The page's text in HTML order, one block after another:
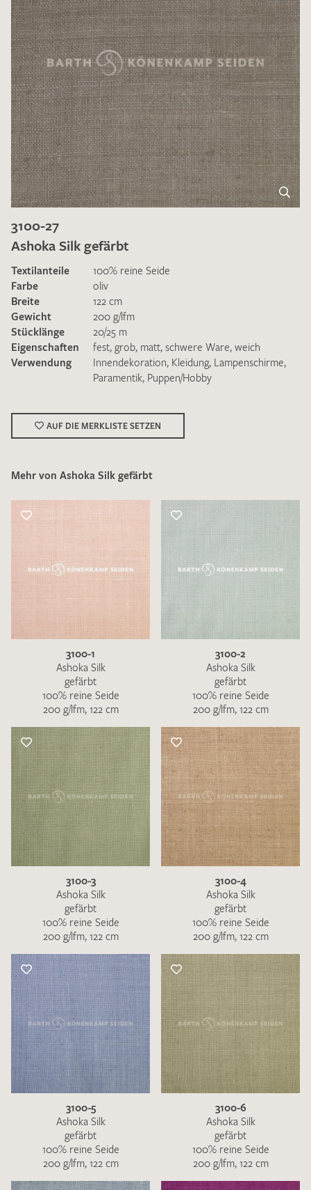
Ich bin damit einverstanden, dass meine angegebenen Daten
zur Beantwortung meiner Musteranfrage genutzt werden.
DieDatenschutzbestimmungenhabe ich zur Kenntnis
MUSTERANFRAGE SENDEN
3100-27
Ashoka Silk gefärbt
Textilanteile
100% reine Seide
Farbe
oliv
Breite
122 cm
Gewicht
200 g/lfm
Stücklänge
20/25 m
Eigenschaften
fest, grob, matt, schwere Ware, weich
Verwendung
Innendekoration, Kleidung, Lampenschirme,
Paramentik, Puppen/Hobby
AUF DIE MERKLISTE SETZEN
Mehr von Ashoka Silk gefärbt
3100-1
Ashoka Silk
gefärbt
100% reine Seide
200 g/lfm, 122 cm
3100-2
Ashoka Silk
gefärbt
100% reine Seide
200 g/lfm, 122 cm
3100-3
Ashoka Silk
gefärbt
100% reine Seide
200 g/lfm, 122 cm
3100-4
Ashoka Silk
gefärbt
100% reine Seide
200 g/lfm, 122 cm
3100-5
Ashoka Silk
gefärbt
100% reine Seide
200 g/lfm, 122 cm
3100-6
Ashoka Silk
gefärbt
100% reine Seide
200 g/lfm, 122 cm